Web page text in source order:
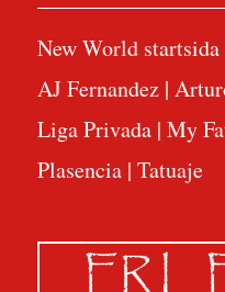
New World
AJ Fernandez|
Liga Privada| My
Plasencia| Tatuaje